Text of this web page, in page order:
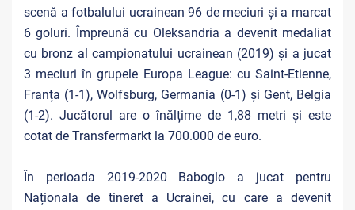
scenă a fotbalului ucrainean 96 de meciuri și a marcat
6 goluri. Împreună cu Oleksandria a devenit medaliat
cu bronz al campionatului ucrainean (2019) și a jucat
3 meciuri în grupele Europa League: cu Saint-Etienne,
Franța (1-1), Wolfsburg, Germania (0-1) și Gent, Belgia
(1-2). Jucătorul are o înălțime de 1,88 metri și este
cotat de Transfermarkt la 700.000 de euro.
În perioada 2019-2020 Baboglo a jucat pentru
Naționala de tineret a Ucrainei, cu care a devenit